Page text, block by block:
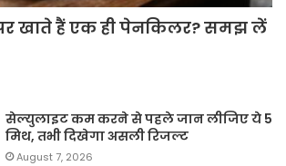
पर खाते हैं एक ही पेनकिलर? समझ लें
सेल्युलाइट कम करने से पहले जान लीजिए ये 5
मिथ, तभी दिखेगा असली रिजल्ट
August 7, 2026